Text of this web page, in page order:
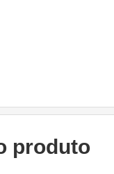
produto